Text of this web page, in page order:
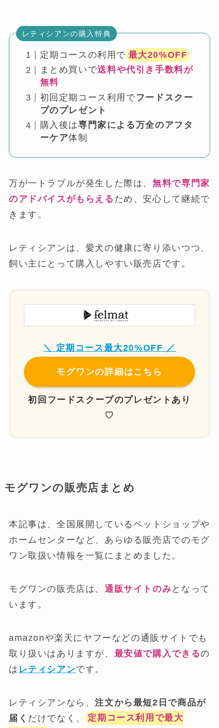
レティシアンの購入特典
定期コースの利用で 最大20%OFF
まとめ買いで送料や代引き手数料が
無料
初回定期コース利用でフードスクー
プのプレゼント
購入後は専門家による万全のアフタ
ーケア体制
万が一トラブルが発生した際は、無料で専門家
のアドバイスがもらえる ため、安心して継続で
きます。
レティシアンは、愛犬の健康に寄り添いつつ、
飼い主にとって購入しやすい販売店です。
＼ 定期コース最大20%OFF ／
モグワンの詳細はこちら
初回フードスクープのプレゼントあり
♡
モグワンの販売店まとめ
本記事は、全国展開しているペットショップや
ホームセンターなど、あらゆる販売店でのモグ
ワン取扱い情報を一覧にまとめました。
モグワンの販売店は、通販サイトのみ となって
います。
amazonや楽天にヤフーなどの通販サイトでも
取り扱いはありますが、 最安値で購入できるの
は レティシアンです。
レティシアンなら、注文から最短2日で商品が
届く だけでなく、
定期コース利用で最大